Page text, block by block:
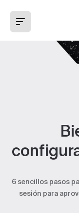
6 sencillos pasos
sesión para